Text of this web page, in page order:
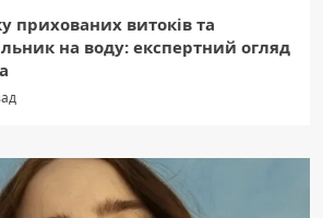
прихованих витоків та
на воду: експертний огляд